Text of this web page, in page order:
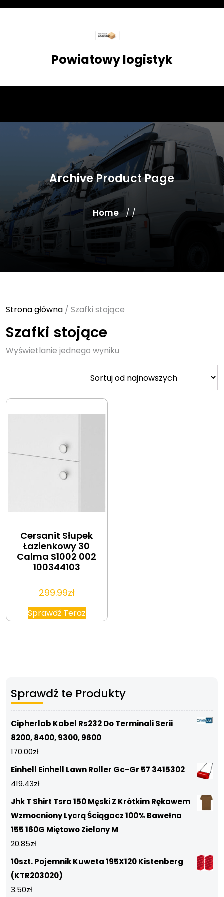
Skip
Powiatowy logistyk
Archive Product Page
Home / /
Strona główna / Szafki stojące
Szafki stojące
Wyświetlanie jednego wyniku
Cersanit Słupek
Łazienkowy 30
Calma S1002 002
100344103
299.99zł
Sprawdź Teraz
Sprawdź te Produkty
Cipherlab Kabel Rs232 Do Terminali Serii
8200, 8400, 9300, 9600
170.00zł
Einhell Einhell Lawn Roller Gc-Gr 57 3415302
419.43zł
Jhk T Shirt Tsra 150 Męski Z Krótkim Rękawem
Wzmocniony Lycrą Ściągacz 100% Bawełna
155 160G Miętowo Zielony M
20.85zł
10szt. Pojemnik Kuweta 195X120 Kistenberg
(KTR203020)
3.50zł